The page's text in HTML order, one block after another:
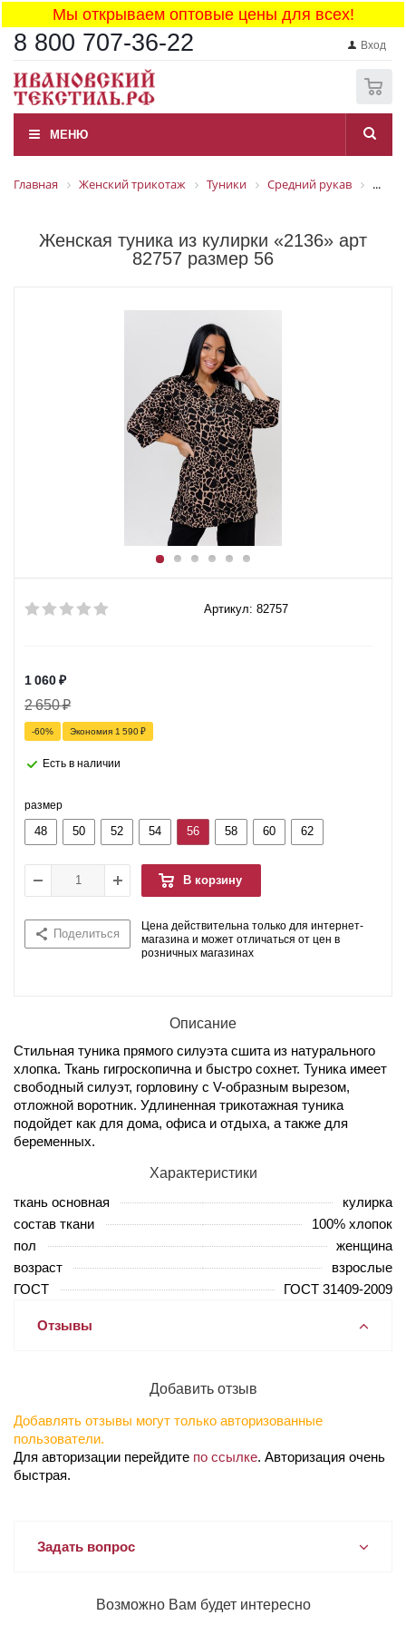
Мы открываем оптовые цены для всех!
8 800 707-36-22 Вход
МЕНЮ
Главная Женский трикотаж Туники Средний рукав ...
Женская туника из кулирки «2136» арт
82757 размер 56
Артикул: 82757
1 060₽
2 650₽
-60% Экономия 1 590₽
Есть в наличии
размер
48 50 52 54 56 58 60 62
В корзину
Поделиться
Цена действительна только для интернет-
магазина и может отличаться от цен в
розничных магазинах
Описание
Стильная туника прямого силуэта сшита из натурального
хлопка. Ткань гигроскопична и быстро сохнет. Туника имеет
свободный силуэт, горловину с V-образным вырезом,
отложной воротник. Удлиненная трикотажная туника
подойдет как для дома, офиса и отдыха, а также для
беременных.
Характеристики
ткань основная
кулирка
состав ткани
100% хлопок
пол
женщина
возраст
взрослые
ГОСТ
ГОСТ 31409-2009
Отзывы
Добавить отзыв
Добавлять отзывы могут только авторизованные
пользователи.
Для авторизации перейдите по ссылке. Авторизация очень
быстрая.
Задать вопрос
Возможно Вам будет интересно